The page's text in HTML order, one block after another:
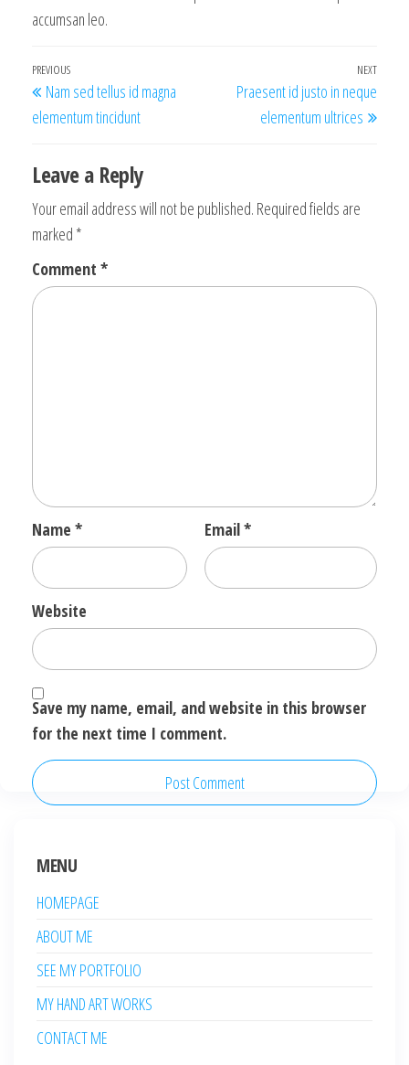
accumsan leo.
Post
navigation
Previous
Post
PREVIOUS
Nam sed tellus id magna
elementum tincidunt
Next
NEXT
Praesent id justo in neque
elementum ultrices
Leave a Reply
Your email address will not be published. Required fields are
marked *
Comment *
Name * Email*
Website
Save my name, email, and website in this browser
for the next time I comment.
MENU
HOMEPAGE
ABOUT ME
SEE MY PORTFOLIO
MY HAND ART WORKS
CONTACT ME